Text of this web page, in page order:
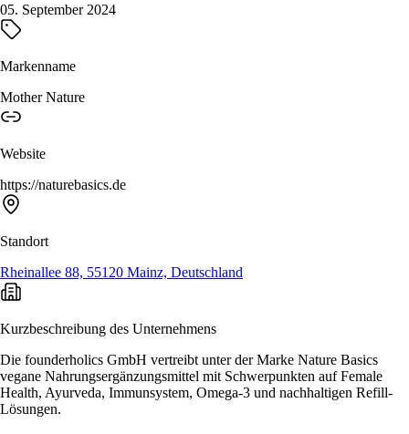
05. September 2024
Markenname
Mother Nature
Website
https://naturebasics.de
Standort
Rheinallee 88, 55120 Mainz, Deutschland
Kurzbeschreibung des Unternehmens
Die founderholics GmbH vertreibt unter der Marke Nature Basics
vegane Nahrungsergänzungsmittel mit Schwerpunkten auf Female
Health, Ayurveda, Immunsystem, Omega-3 und nachhaltigen Refill-
Lösungen.